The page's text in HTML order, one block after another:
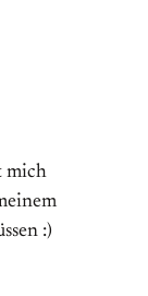
mich
:)